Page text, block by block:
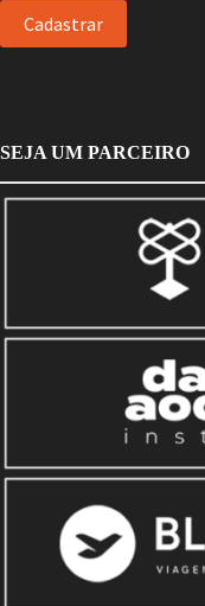
SEJA UM PARCEIRO